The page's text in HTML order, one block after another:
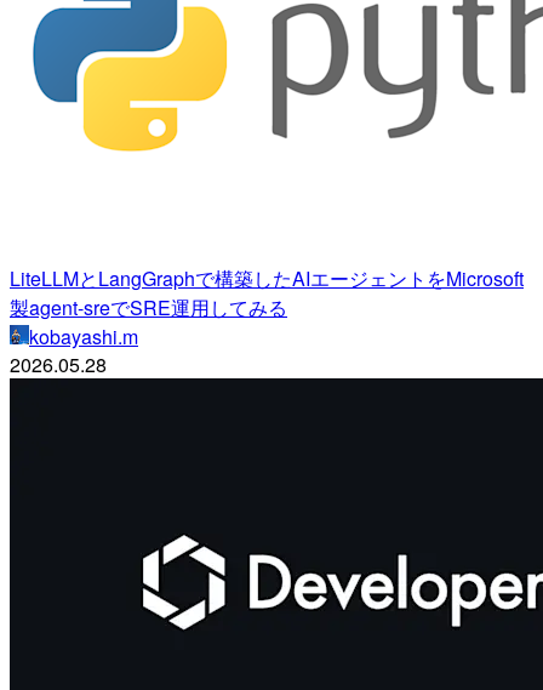
LiteLLMとLangGraphで構築したAIエージェントをMicrosoft
製agent-sreでSRE運用してみる
kobayashi.m
2026.05.28